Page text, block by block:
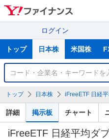
ログイン
サ
トップ 日本株 米国株
銘
検
索
トップ 日本株 iFreeETF 日経
詳細 掲示板 チャート
iFreeETF 日経平均ダ